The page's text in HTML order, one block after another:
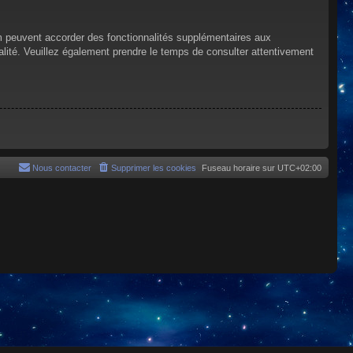
accorder des fonctionnalités supplémentaires aux
Veuillez également prendre le temps de consulter attentivement
Fuseau horaire sur UTC+02:00
Supprimer les cookies
Nous contacter